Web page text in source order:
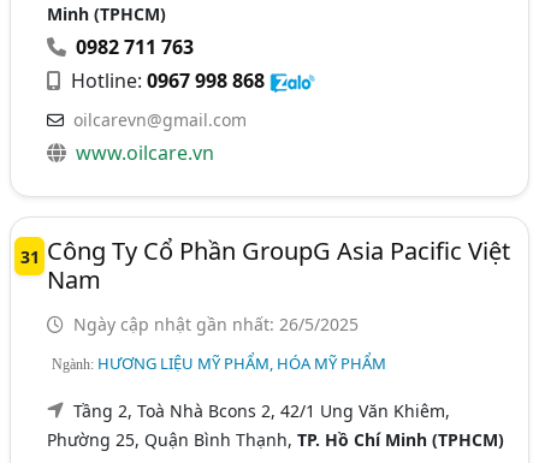
Minh (TPHCM)
0982 711 763
Hotline:0967 998 868
oilcarevn@gmail.com
www.oilcare.vn
31 Công Ty Cổ Phần GroupG Asia Pacific Việt
Nam
Ngày cập nhật gần nhất: 26/5/2025
Ngành: HƯƠNG LIỆU MỸ PHẨM, HÓA MỸ PHẨM
Tầng 2, Toà Nhà Bcons 2, 42/1 Ung Văn Khiêm,
Phường 25, Quận Bình Thạnh,TP. Hồ Chí Minh (TPHCM)